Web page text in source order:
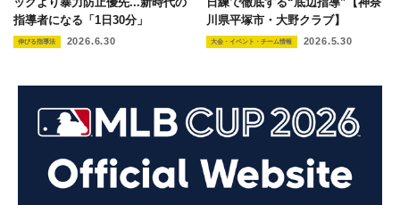
指導者になる「1日30分」
伸びる指導法 2026.6.30
川県平塚市・大野クラブ】
大会・イベント・チーム情報 2026.5.30